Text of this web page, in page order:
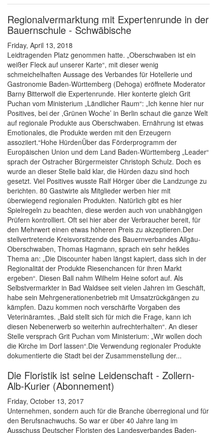
Regionalvermarktung mit Expertenrunde in der
Bauernschule - Schwäbische
Friday, April 13, 2018
Leidtragenden Platz genommen hatte. „Oberschwaben ist ein
weißer Fleck auf unserer Karte“, mit dieser wenig
schmeichelhaften Aussage des Verbandes für Hotellerie und
Gastronomie Baden-Württemberg (Dehoga) eröffnete Moderator
Barny Bitterwolf die Expertenrunde. Hier konterte gleich Grit
Puchan vom Ministerium „Ländlicher Raum“: „Ich kenne hier nur
Positives, bei der ,Grünen Woche’ in Berlin schaut die ganze Welt
auf regionale Produkte aus Oberschwaben. Ernährung ist etwas
Emotionales, die Produkte werden mit den Erzeugern
assoziiert.“Hohe HürdenÜber das Förderprogramm der
Europäischen Union und dem Land Baden-Württemberg „Leader“
sprach der Ostracher Bürgermeister Christoph Schulz. Doch es
wurde an dieser Stelle bald klar, die Hürden dazu sind hoch
gesetzt. Viel Positives wusste Ralf Hörger über die Landzunge zu
berichten. 80 Gastwirte als Mitglieder werben hier mit
überwiegend regionalen Produkten. Natürlich gibt es hier
Spielregeln zu beachten, diese werden auch von unabhängigen
Prüfern kontrolliert. Oft sei hier aber der Verbraucher bereit, für
den Mehrwert einen etwas höheren Preis zu akzeptieren.Der
stellvertretende Kreisvorsitzende des Bauernverbandes Allgäu-
Oberschwaben, Thomas Hagmann, sprach ein sehr heikles
Thema an: „Die Discounter haben längst kapiert, dass sich in der
Regionalität der Produkte Riesenchancen für ihren Markt
ergeben“. Diesen Ball nahm Wilhelm Heine sofort auf. Als
Selbstvermarkter in Bad Waldsee seit vielen Jahren im Geschäft,
habe sein Mehrgenerationenbetrieb mit Umsatzrückgängen zu
kämpfen. Dazu kommen noch verschärfte Vorgaben des
Veterinäramtes. „Bald stellt sich für mich die Frage, kann ich
diesen Nebenerwerb so weiterhin aufrechterhalten“. An dieser
Stelle versprach Grit Puchan vom Ministerium: „Wir wollen doch
die Kirche im Dorf lassen“.Die Verwendung regionaler Produkte
dokumentierte die Stadt bei der Zusammenstellung der...
Die Floristik ist seine Leidenschaft - Zollern-
Alb-Kurier (Abonnement)
Friday, October 13, 2017
Unternehmen, sondern auch für die Branche überregional und für
den Berufsnachwuchs. So war er über 40 Jahre lang im
Ausschuss Deutscher Floristen des Landesverbandes Baden-